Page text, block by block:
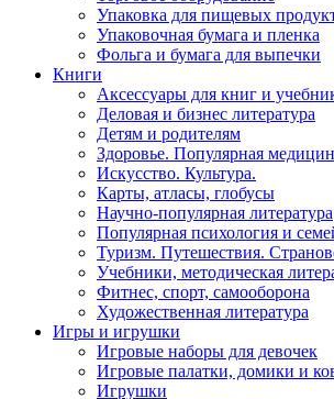
Упаковка для пищевых
Упаковочная бумага и пленка
Фольга и бумага для выпечки
Книги
Аксессуары для книг и
Деловая и бизнес литература
Детям и родителям
Здоровье. Популярная
Искусство. Культура.
Карты, атласы, глобусы
Научно-популярная литература
Популярная психология и
Туризм. Путешествия.
Учебники, методическая
Фитнес, спорт, самооборона
Художественная литература
Игры и игрушки
Игровые наборы для девочек
Игровые палатки, домики и
Игрушки